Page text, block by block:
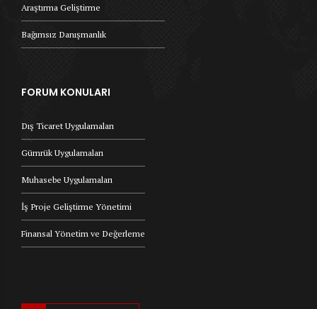
Araştırma Geliştirme
Bağımsız Danışmanlık
FORUM KONULARI
Dış Ticaret Uygulamaları
Gümrük Uygulamaları
Muhasebe Uygulamaları
İş Proje Geliştirme Yönetimi
Finansal Yönetim ve Değerleme